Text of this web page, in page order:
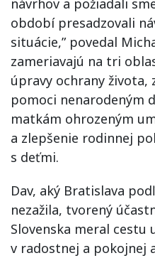
návrhov a požiadali
období presadzovali
situácie,” povedal
zameriavajú na tri
úpravy ochrany života,
pomoci nenarodeným
matkám ohrozeným
a zlepšenie rodinnej
s deťmi.
Dav, aký Bratislava
nezažila, tvorený
Slovenska meral cestu
v radostnej a pokojnej